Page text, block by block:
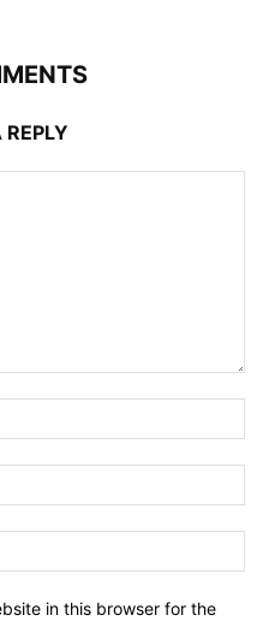
REPLY
in this browser for the